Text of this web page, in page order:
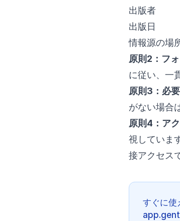
出版者
出版日
情報源の場
原則2：フ
に従い、一
原則3：必
がない場合
原則4：ア
視していま
接アクセス
すぐに